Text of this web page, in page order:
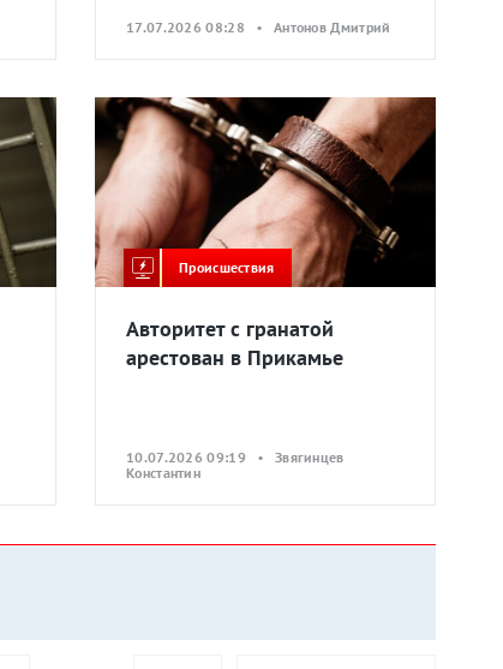
17.07.2026 08:28 • Антонов Дмитрий
Происшествия
Авторитет с гранатой
арестован в Прикамье
10.07.2026 09:19 • Звягинцев
Константин